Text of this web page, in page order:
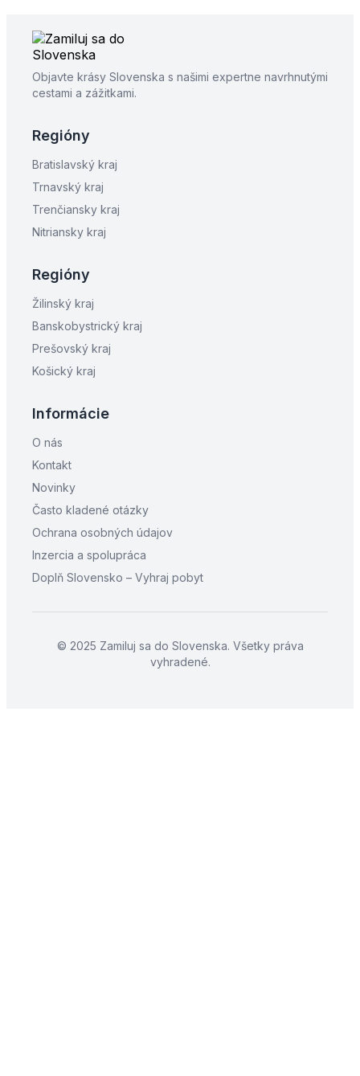
Objavte krásy Slovenska s našimi expertne navrhnutými
cestami a zážitkami.
Regióny
Bratislavský kraj
Trnavský kraj
Trenčiansky kraj
Nitriansky kraj
Regióny
Žilinský kraj
Banskobystrický kraj
Prešovský kraj
Košický kraj
Informácie
O nás
Kontakt
Novinky
Často kladené otázky
Ochrana osobných údajov
Inzercia a spolupráca
Doplň Slovensko – Vyhraj pobyt
© 2025 Zamiluj sa do Slovenska. Všetky práva
vyhradené.